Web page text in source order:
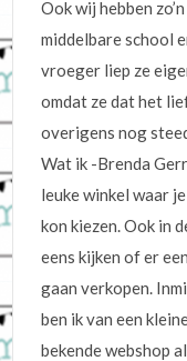
Ook wij hebben
middelbare school
vroeger liep ze
omdat ze dat het
overigens nog
Wat ik -Brenda
leuke winkel waar
kon kiezen. Ook in
eens kijken of er
gaan verkopen.
ben ik van een
bekende webshop